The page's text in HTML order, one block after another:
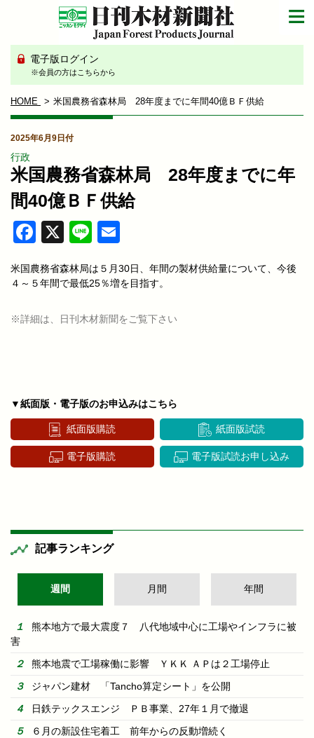
電子版ログイン
※会員の方はこちらから
HOME 米国農務省森林局 28年度までに年間40億ＢＦ供給
2025年6月9日付
行政
米国農務省森林局 28年度までに年
間40億ＢＦ供給
Facebook
X Line
米国農務省森林局は５月30日、年間の製材供給量について、今後
４～５年間で最低25％増を目指す。
※詳細は、日刊木材新聞をご覧下さい
▼紙面版・電子版のお申込みはこちら
紙面版購読 紙面版試読
電子版購読 電子版試読お申し込み
記事ランキング
週間 月間 年間
熊本地方で最大震度７ 八代地域中心に工場やインフラに被
害
熊本地震で工場稼働に影響 ＹＫＫ ＡＰは２工場停止
ジャパン建材 「Tancho算定シート」を公開
日鉄テックスエンジ ＰＢ事業、27年１月で撤退
６月の新設住宅着工 前年からの反動増続く